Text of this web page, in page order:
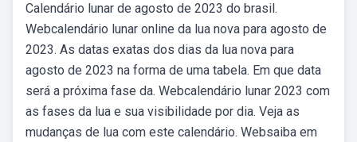
Calendário lunar de agosto de 2023 do brasil.
Webcalendário lunar online da lua nova para agosto de
2023. As datas exatas dos dias da lua nova para
agosto de 2023 na forma de uma tabela. Em que data
será a próxima fase da. Webcalendário lunar 2023 com
as fases da lua e sua visibilidade por dia. Veja as
mudanças de lua com este calendário. Websaiba em